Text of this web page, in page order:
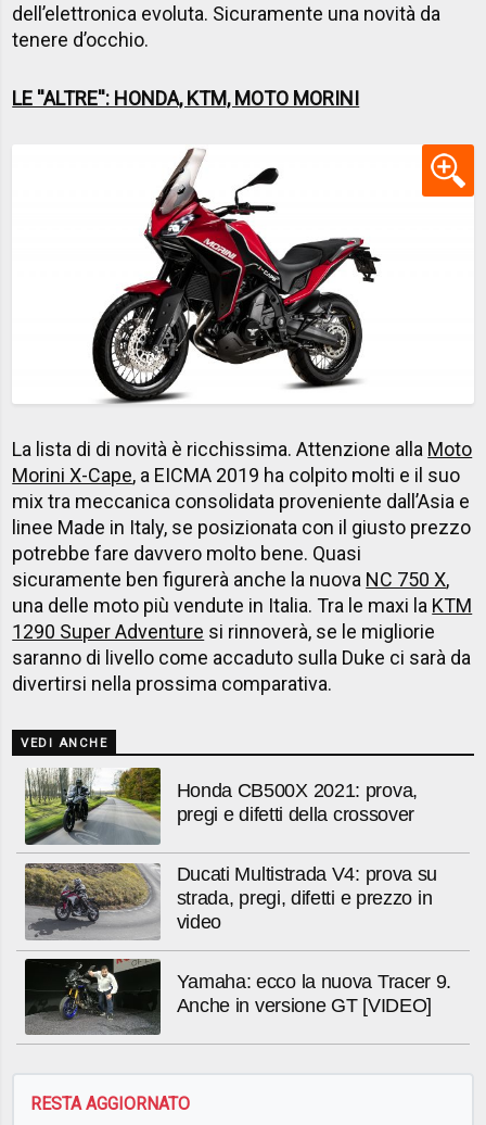
dell’elettronica evoluta. Sicuramente una novità da
tenere d’occhio.
LE ''ALTRE'': HONDA, KTM, MOTO MORINI
La lista di di novità è ricchissima. Attenzione alla Moto
Morini X-Cape, a EICMA 2019 ha colpito molti e il suo
mix tra meccanica consolidata proveniente dall’Asia e
linee Made in Italy, se posizionata con il giusto prezzo
potrebbe fare davvero molto bene. Quasi
sicuramente ben figurerà anche la nuova NC 750 X,
una delle moto più vendute in Italia. Tra le maxi la KTM
1290 Super Adventure si rinnoverà, se le migliorie
saranno di livello come accaduto sulla Duke ci sarà da
divertirsi nella prossima comparativa.
VEDI ANCHE
Honda CB500X 2021: prova,
pregi e difetti della crossover
Ducati Multistrada V4: prova su
strada, pregi, difetti e prezzo in
video
Yamaha: ecco la nuova Tracer 9.
Anche in versione GT [VIDEO]
RESTA AGGIORNATO